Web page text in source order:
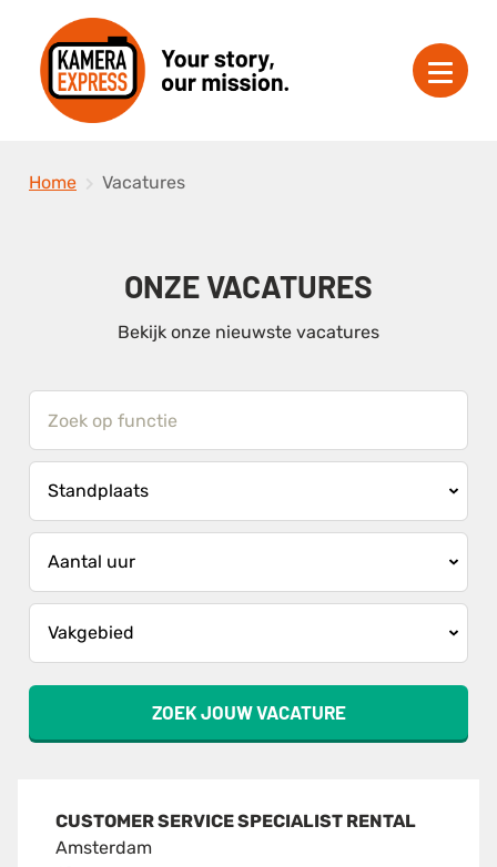
Home Vacatures
ONZE VACATURES
Bekijk onze nieuwste vacatures
ZOEK JOUW VACATURE
CUSTOMER SERVICE SPECIALIST RENTAL
Amsterdam